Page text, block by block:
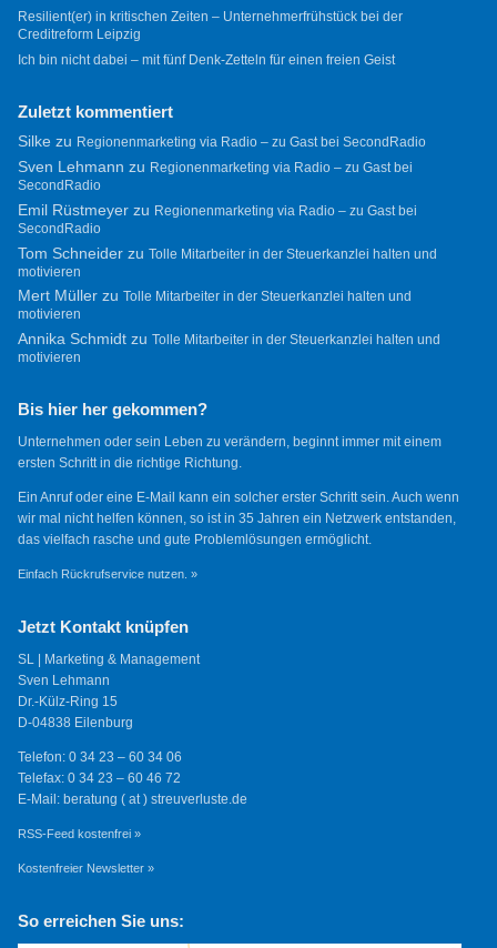
Resilient(er) in kritischen Zeiten – Unternehmerfrühstück bei der
Creditreform Leipzig
Ich bin nicht dabei – mit fünf Denk-Zetteln für einen freien Geist
Zuletzt kommentiert
Silkezu Regionenmarketing via Radio – zu Gast bei SecondRadio
Sven Lehmann zu Regionenmarketing via Radio – zu Gast bei
SecondRadio
Emil Rüstmeyerzu Regionenmarketing via Radio – zu Gast bei
SecondRadio
Tom Schneiderzu Tolle Mitarbeiter in der Steuerkanzlei halten und
motivieren
Mert Müllerzu Tolle Mitarbeiter in der Steuerkanzlei halten und
motivieren
Annika Schmidtzu Tolle Mitarbeiter in der Steuerkanzlei halten und
motivieren
Bis hier her gekommen?
Unternehmen oder sein Leben zu verändern, beginnt immer mit einem
ersten Schritt in die richtige Richtung.
Ein Anruf oder eine E-Mail kann ein solcher erster Schritt sein. Auch wenn
wir mal nicht helfen können, so ist in 35 Jahren ein Netzwerk entstanden,
das vielfach rasche und gute Problemlösungen ermöglicht.
Einfach Rückrufservice nutzen. »
Jetzt Kontakt knüpfen
SL | Marketing & Management
Sven Lehmann
Dr.-Külz-Ring 15
D-04838 Eilenburg
Telefon: 0 34 23 – 60 34 06
Telefax: 0 34 23 – 60 46 72
E-Mail: beratung ( at ) streuverluste.de
RSS-Feed kostenfrei »
Kostenfreier Newsletter »
So erreichen Sie uns: